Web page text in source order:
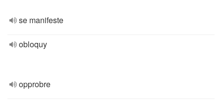
se manifeste
obloquy
opprobre